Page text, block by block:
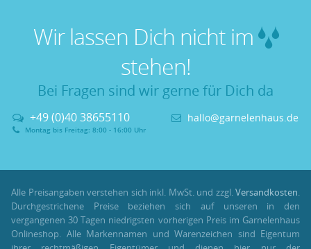
Wir lassen Dich nicht im
stehen!
Bei Fragen sind wir gerne für Dich da
+49 (0)40 38655110
Montag bis Freitag: 8:00 - 16:00 Uhr
hallo@garnelenhaus.de
Alle Preisangaben verstehen sich inkl. MwSt. und zzgl.Versandkosten.
Durchgestrichene Preise beziehen sich auf unseren in den
vergangenen 30 Tagen niedrigsten vorherigen Preis im Garnelenhaus
Onlineshop. Alle Markennamen und Warenzeichen sind Eigentum